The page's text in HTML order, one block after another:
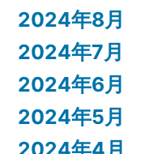
2024年8月
2024年7月
2024年6月
2024年5月
2024年4月